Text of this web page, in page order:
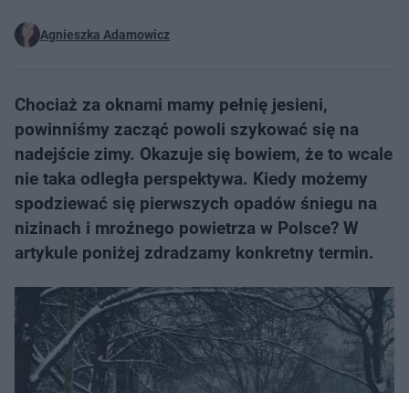
Agnieszka Adamowicz
Chociaż za oknami mamy pełnię jesieni,
powinniśmy zacząć powoli szykować się na
nadejście zimy. Okazuje się bowiem, że to wcale
nie taka odległa perspektywa. Kiedy możemy
spodziewać się pierwszych opadów śniegu na
nizinach i mroźnego powietrza w Polsce? W
artykule poniżej zdradzamy konkretny termin.